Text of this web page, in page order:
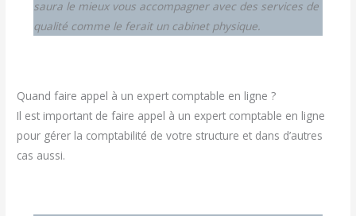
saura le mieux vous accompagner avec des services de
qualité comme le ferait un cabinet physique.
Quand faire appel à un expert comptable en ligne ?
Il est important de faire appel à un expert comptable en ligne
pour gérer la comptabilité de votre structure et dans d’autres
cas aussi.